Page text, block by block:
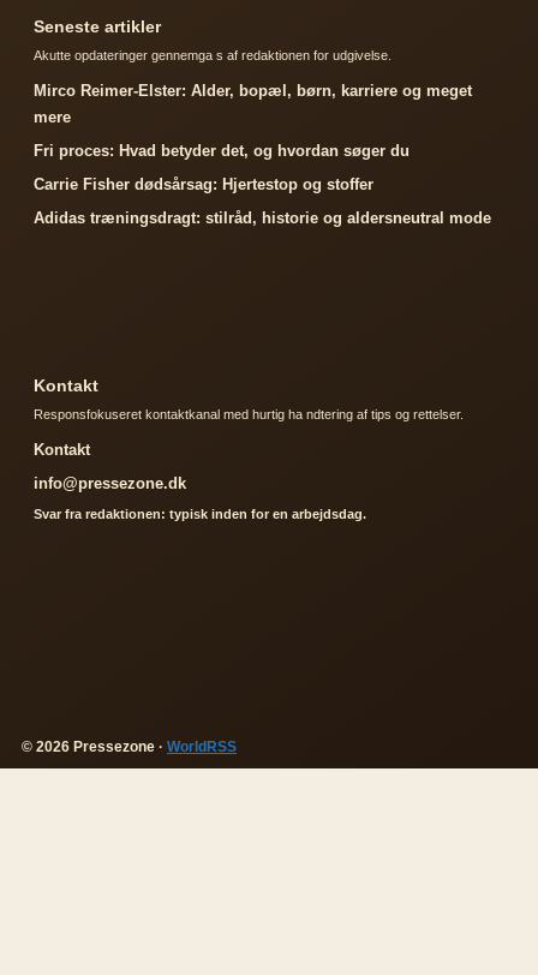
Seneste artikler
Akutte opdateringer gennemga s af redaktionen for udgivelse.
Mirco Reimer-Elster: Alder, bopæl, børn, karriere og meget
mere
Fri proces: Hvad betyder det, og hvordan søger du
Carrie Fisher dødsårsag: Hjertestop og stoffer
Adidas træningsdragt: stilråd, historie og aldersneutral mode
Kontakt
Responsfokuseret kontaktkanal med hurtig ha ndtering af tips og rettelser.
Kontakt
info@pressezone.dk
Svar fra redaktionen: typisk inden for en arbejdsdag.
© 2026 Pressezone · WorldRSS